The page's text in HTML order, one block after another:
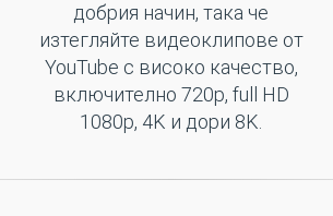
добрия начин, така че
изтегляйте видеоклипове от
YouTube с високо качество,
включително 720p, full HD
1080p, 4K и дори 8K.